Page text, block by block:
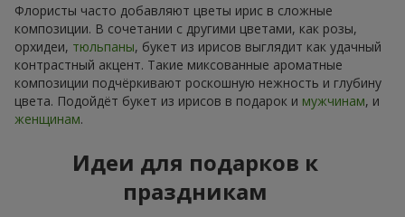
Флористы часто добавляют цветы ирис в сложные
композиции. В сочетании с другими цветами, как розы,
орхидеи, тюльпаны, букет из ирисов выглядит как удачный
контрастный акцент. Такие миксованные ароматные
композиции подчёркивают роскошную нежность и глубину
цвета. Подойдёт букет из ирисов в подарок и мужчинам, и
женщинам.
Идеи для подарков к
праздникам